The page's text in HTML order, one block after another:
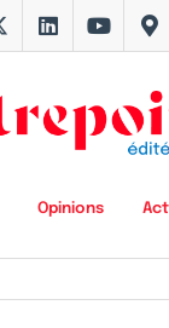
Opinions